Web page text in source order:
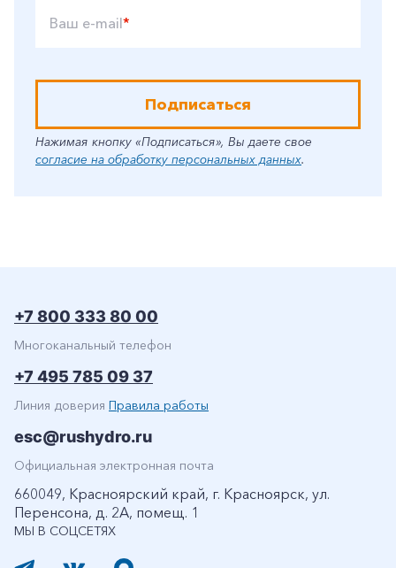
Ваш e-mail*
Подписаться
Нажимая кнопку «Подписаться», Вы даете свое
согласие на обработку персональных данных.
МЫ В СОЦСЕТЯХ
+7 800 333 80 00
Многоканальный телефон
+7 495 785 09 37
Линия доверия Правила работы
esc@rushydro.ru
Официальная электронная почта
660049, Красноярский край, г. Красноярск, ул.
Перенсона, д. 2А, помещ. 1